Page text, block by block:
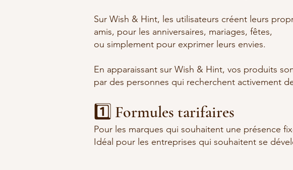
Sur Wish & Hint, les utilisateurs créent leurs
amis, pour les anniversaires, mariages, fêtes,
ou simplement pour exprimer leurs envies.
En apparaissant sur Wish & Hint, vos produits
par des personnes qui recherchent activement
1️⃣ Formules tarifaires
Pour les marques qui souhaitent une présence
Idéal pour les entreprises qui souhaitent se